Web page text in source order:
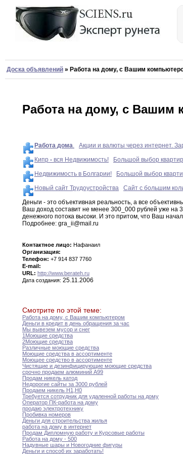
Доска объявлений » Работа на дому, с Вашим
Работа на дому, с Вашим
Работа дома. Акции и валюты через интернет.
Кипр - вся Недвижимость! Большой выбор
Недвижимость в Болгарии!
Большой выбор
Новый сайт Трудоустройства
Сайт с большим
Деньги - это объективная реальность, а все
Ваш доход составит не менее 300_000 рублей уже на
денежного потока высоки. И это притом, что Ваш
Подробнее: gra_ii@mail .ru
Контактное лицо: Нафанаил
Организация:
Телефон: +7 914 837 7760
E-mail:
URL: http://www.berateh.ru
Дата создания: 25.11.2006
Смотрите по этой теме:
Работа на дому, с Вашим компьютером
Деньги в кредит в день обращения за час
Мы вывезем мусор и снег
1Моющие средства
2Моющие средства
Различные моющие средства
Моющие средства в ассортименте
Моющее средство в ассортименте
Чистящие и дезинфицирующие моющие средства
срочно продаем алюминий А99
Продам никель катод
Недорогие сайты за 3000 рублей
Продаем никель Н1
Н0
Требуется сотрудник для удаленной работы на дому
Оператор ПК-работа на дому
продаю электротехнику
Пробивка номеров
Деньги для строительства жилья
работа на дому в интернет
Продам Дипломную работу и Курсовые работы
Работа на дому - 500
Надувные шары и Новогодние фигуры
Деньги и способ их заработать!